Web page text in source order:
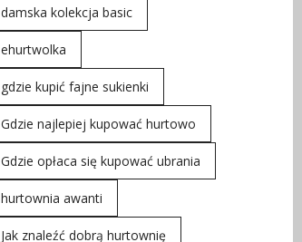
damska kolekcja basic
ehurtwolka
gdzie kupić fajne sukienki
Gdzie najlepiej kupować hurtowo
Gdzie opłaca się kupować ubrania
hurtownia awanti
Jak znaleźć dobrą hurtownię